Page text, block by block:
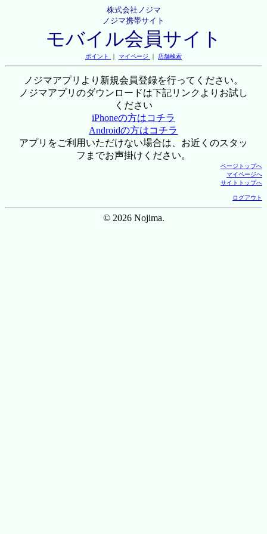
株式会社ノジマ
ノジマ携帯サイト
モバイル会員サイト
ポイント ｜ マイページ ｜ 店舗検索
ノジマアプリより新規会員登録を行ってください。
ノジマアプリのダウンロードは下記リンクよりお試し
ください
iPhoneの方はコチラ
Androidの方はコチラ
アプリをご利用いただけない場合は、お近くのスタッ
フまでお声掛けください。
ページトップへ
マイページへ
サイトトップへ
ログアウト
© 2026 Nojima.